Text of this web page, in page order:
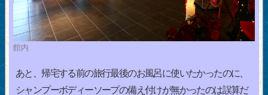
館内
あと、帰宅する前の旅行最後のお風呂に使いたかったのに、
シャンプーボディーソープの備え付けが無かったのは誤算だ